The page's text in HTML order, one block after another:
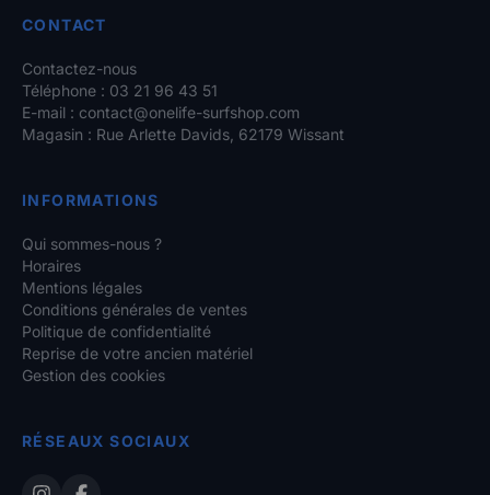
CONTACT
Contactez-nous
Téléphone : 03 21 96 43 51
E-mail : contact@onelife-surfshop.com
Magasin : Rue Arlette Davids, 62179 Wissant
INFORMATIONS
Qui sommes-nous ?
Horaires
Mentions légales
Conditions générales de ventes
Politique de confidentialité
Reprise de votre ancien matériel
Gestion des cookies
RÉSEAUX SOCIAUX